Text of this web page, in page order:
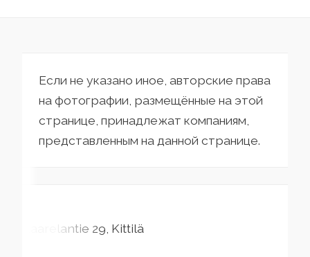
Если не указано иное, авторские права
на фотографии, размещённые на этой
странице, принадлежат компаниям,
представленным на данной странице.
Kaarelantie 29 Kittilä